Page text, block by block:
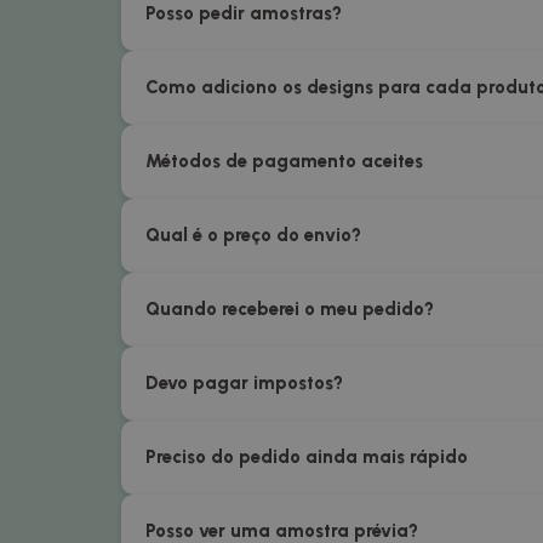
Posso pedir amostras?
Como adiciono os designs para cada
Métodos de pagamento aceites
Qual é o preço do envio?
Quando receberei o meu pedido?
Devo pagar impostos?
Preciso do pedido ainda mais rápido
Posso ver uma amostra prévia?